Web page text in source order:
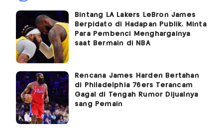
Bintang LA Lakers LeBron James
Berpidato di Hadapan Publik, Minta
Para Pembenci Menghargainya
saat Bermain di NBA
Rencana James Harden Bertahan
di Philadelphia 76ers Terancam
Gagal di Tengah Rumor Dijualnya
sang Pemain